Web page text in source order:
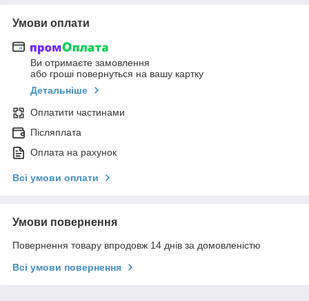
Умови оплати
Ви отримаєте замовлення
або гроші повернуться на вашу картку
Детальніше
Оплатити частинами
Післяплата
Оплата на рахунок
Всі умови оплати
Умови повернення
Повернення товару впродовж 14 днів за домовленістю
Всі умови повернення